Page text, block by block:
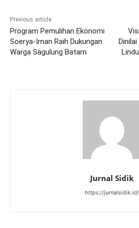
Previous article
Program Pemulihan Ekonomi
Soerya-Iman Raih Dukungan
Warga Sagulung Batam
Jurnal Sidik
https://jurnalsidik.id/